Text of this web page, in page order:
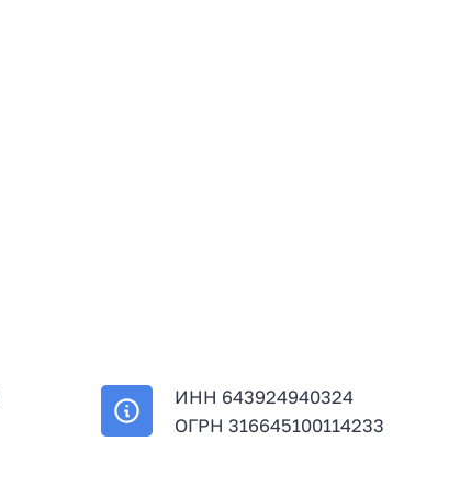
ИНН 643924940324
ОГРН 316645100114233